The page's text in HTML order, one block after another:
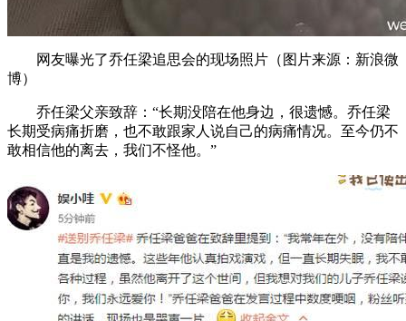
网友曝光了乔任梁追思会的现场照片（图片来源：新浪微
博）
乔任梁父亲致辞：“长期没陪在他身边，很遗憾。乔任梁
长期受病痛折磨，也不敢跟家人说自己的病痛情况。至今仍不
敢相信他的离去，我们不怪他。”